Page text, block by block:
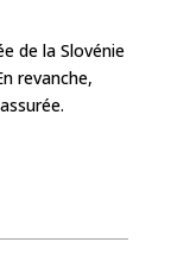
de la Slovénie
revanche,